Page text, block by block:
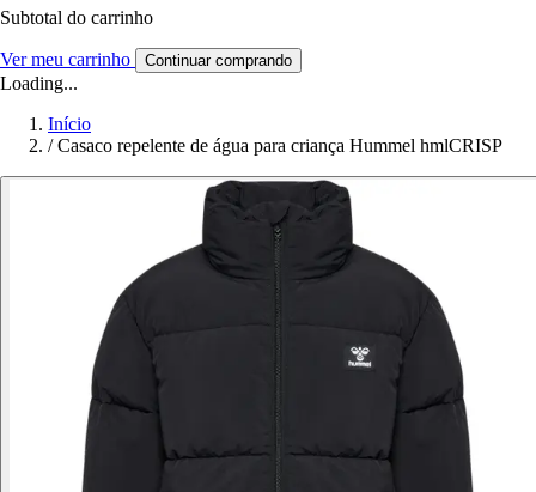
Subtotal do carrinho
Ver meu carrinho Continuar comprando
Loading...
Início
/ Casaco repelente de água para criança Hummel hmlCRISP